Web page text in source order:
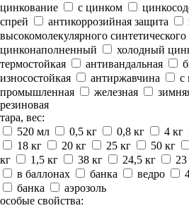
цинкование
с цинком
спрей
антикоррозийная защита
высокомолекулярного
цинконаполненный
холодный
термостойкая
антивандальная
износостойкая
антиржавчина
с
промышленная
железная
резиновая
тара, вес:
520 мл
0,5 кг 0,8 кг 4 кг
18 кг
20 кг 25 кг 50 кг
кг
1,5 кг 38 кг 24,5 кг 23
в баллонах
банка ведро
банка
аэрозоль
особые свойства: